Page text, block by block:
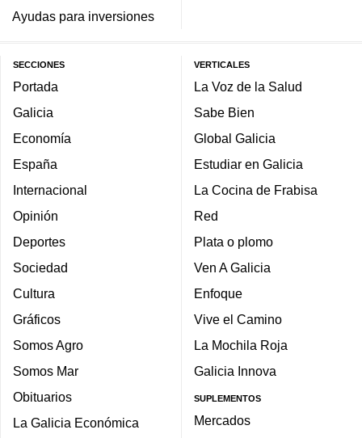
Ayudas para inversiones
SECCIONES
Portada
Galicia
Economía
España
Internacional
Opinión
Deportes
Sociedad
Cultura
Gráficos
Somos Agro
Somos Mar
Obituarios
La Galicia Económica
VERTICALES
La Voz de la Salud
Sabe Bien
Global Galicia
Estudiar en Galicia
La Cocina de Frabisa
Red
Plata o plomo
Ven A Galicia
Enfoque
Vive el Camino
La Mochila Roja
Galicia Innova
SUPLEMENTOS
Mercados